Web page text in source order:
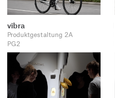
vibra
Produktgestaltung 2A
PG2